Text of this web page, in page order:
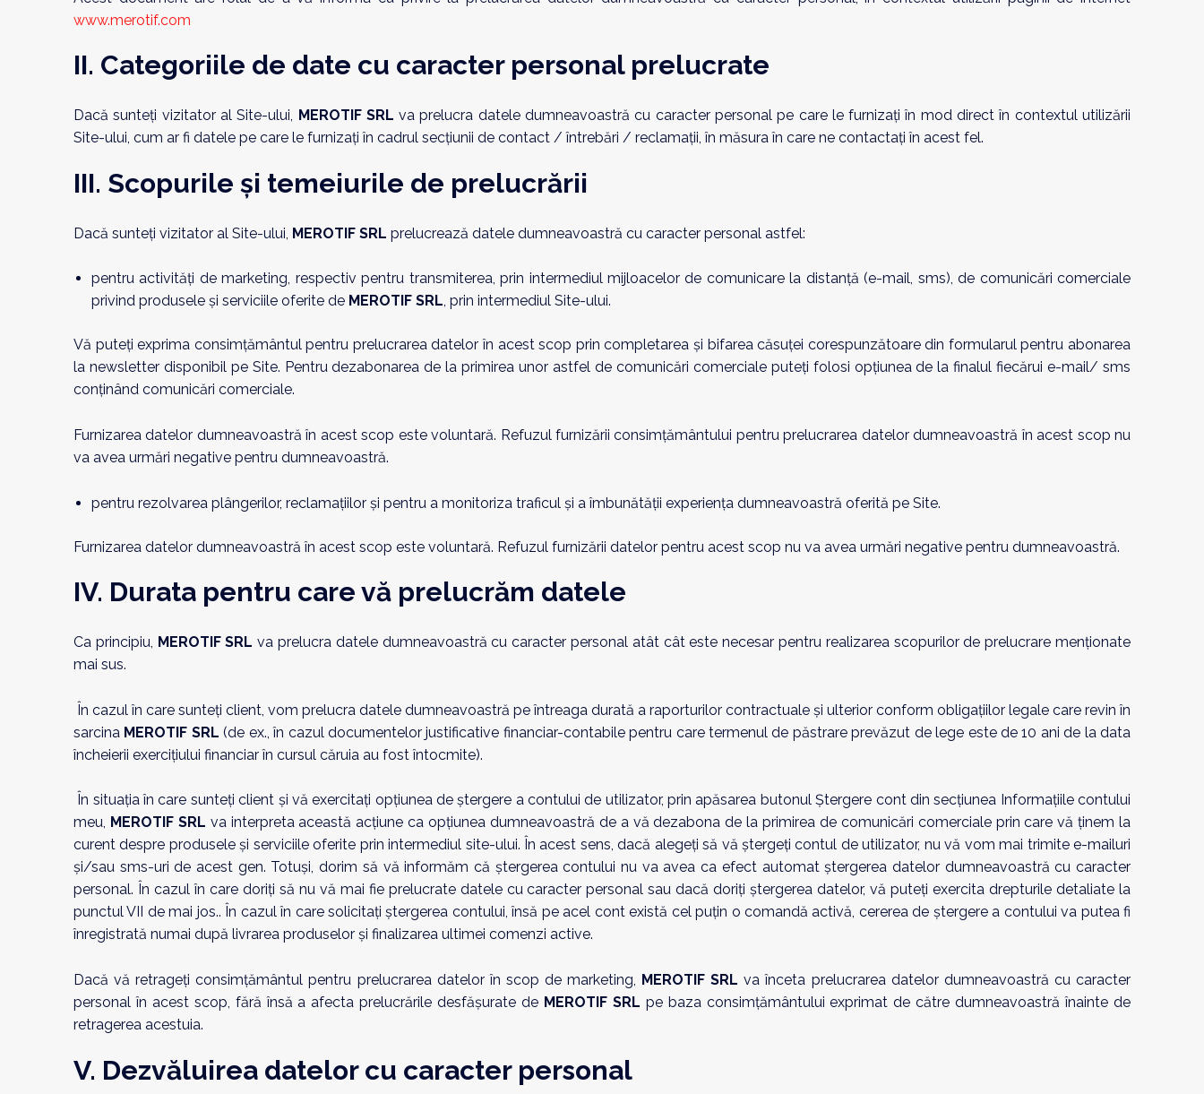
www.merotif.com
II. Categoriile de date cu caracter personal prelucrate
Dacă sunteți vizitator al Site-ului, MEROTIF SRL va prelucra datele dumneavoastră cu caracter personal pe care le furnizați în mod direct în contextul utilizării
Site-ului, cum ar fi datele pe care le furnizați în cadrul secțiunii de contact / întrebări / reclamații, în măsura în care ne contactați în acest fel.
III. Scopurile și temeiurile de prelucrării
Dacă sunteți vizitator al Site-ului, MEROTIF SRL prelucrează datele dumneavoastră cu caracter personal astfel:
pentru activităţi de marketing, respectiv pentru transmiterea, prin intermediul mijloacelor de comunicare la distanţă (e-mail, sms), de comunicări comerciale
privind produsele şi serviciile oferite de MEROTIF SRL, prin intermediul Site-ului.
Vă puteți exprima consimțământul pentru prelucrarea datelor în acest scop prin completarea și bifarea căsuței corespunzătoare din formularul pentru abonarea
la newsletter disponibil pe Site. Pentru dezabonarea de la primirea unor astfel de comunicări comerciale puteți folosi opţiunea de la finalul fiecărui e-mail/ sms
conţinând comunicări comerciale.
Furnizarea datelor dumneavoastră în acest scop este voluntară. Refuzul furnizării consimțământului pentru prelucrarea datelor dumneavoastră în acest scop nu
va avea urmări negative pentru dumneavoastră.
pentru rezolvarea plângerilor, reclamaţiilor şi pentru a monitoriza traficul și a îmbunătăţii experiența dumneavoastră oferită pe Site.
Furnizarea datelor dumneavoastră în acest scop este voluntară. Refuzul furnizării datelor pentru acest scop nu va avea urmări negative pentru dumneavoastră.
IV. Durata pentru care vă prelucrăm datele
Ca principiu, MEROTIF SRL va prelucra datele dumneavoastră cu caracter personal atât cât este necesar pentru realizarea scopurilor de prelucrare menționate
mai sus.
În cazul în care sunteți client, vom prelucra datele dumneavoastră pe întreaga durată a raporturilor contractuale și ulterior conform obligaţiilor legale care revin în
sarcina MEROTIF SRL(de ex., în cazul documentelor justificative financiar-contabile pentru care termenul de păstrare prevăzut de lege este de 10 ani de la data
încheierii exerciţiului financiar în cursul căruia au fost întocmite).
În situaţia în care sunteți client și vă exercitați opțiunea de ştergere a contului de utilizator, prin apăsarea butonul Ștergere cont din secțiunea Informațiile contului
meu, MEROTIF SRL va interpreta această acțiune ca opțiunea dumneavoastră de a vă dezabona de la primirea de comunicări comerciale prin care vă ținem la
curent despre produsele și serviciile oferite prin intermediul site-ului. În acest sens, dacă alegeți să vă ștergeți contul de utilizator, nu vă vom mai trimite e-mailuri
și/sau sms-uri de acest gen. Totuși, dorim să vă informăm că ștergerea contului nu va avea ca efect automat ștergerea datelor dumneavoastră cu caracter
personal. În cazul în care doriți să nu vă mai fie prelucrate datele cu caracter personal sau dacă doriți ștergerea datelor, vă puteți exercita drepturile detaliate la
punctul VII de mai jos.. În cazul în care solicitați ştergerea contului, însă pe acel cont există cel puţin o comandă activă, cererea de ştergere a contului va putea fi
înregistrată numai după livrarea produselor şi finalizarea ultimei comenzi active.
Dacă vă retrageți consimțământul pentru prelucrarea datelor în scop de marketing, MEROTIF SRLva înceta prelucrarea datelor dumneavoastră cu caracter
personal în acest scop, fără însă a afecta prelucrările desfășurate de MEROTIF SRL pe baza consimțământului exprimat de către dumneavoastră înainte de
retragerea acestuia.
V. Dezvăluirea datelor cu caracter personal